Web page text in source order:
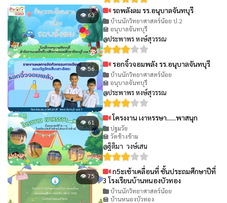
👁 63 รถพลังลม รร.อนุบาลจันทบุรี
บ้านนักวิทยาศาสตร์น้อย ป.2
🏫 อนุบาลจันทบุรี
@ประพาพร หงษ์สุวรรณ
👁 56 รอกจิ๋วจอมพลัง รร.อนุบาลจันทบุรี
บ้านนักวิทยาศาสตร์น้อย
🏫 อนุบาลจันทบุรี
@ประพาพร หงษ์สุวรรณ
👁 61 โครงงาน เงาหรรษา......พาสนุก
ปฐมวัย
🏫 วัดช้างข้าม
@ฐิติมา วงษ์เสน
👁 75
ก5ะเช้าเคลื่อนที่ ชั้นประถมศึกษาปีที่
3 โรงเรียนบ้านหนองบัวทอง
บ้านนักวิทยาศาสตร์น้อย
🏫 บ้านหนองบัวทอง